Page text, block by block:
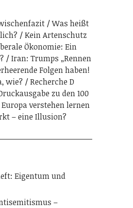
Was heißt
Kein Artenschutz
Ökonomie: Ein
Iran: Trumps „Rennen
Folgen haben!
wie?
Recherche D
zu den 100
Europa verstehen lernen
– eine Illusion?
Eigentum und
–